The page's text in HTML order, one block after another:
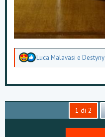
A
e
z
m
Luca Malavasi e Destyny
1 di 2